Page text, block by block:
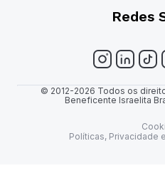
Redes
© 2012-2026 Todos os
Beneficente Israelita
Políticas, Privacidade